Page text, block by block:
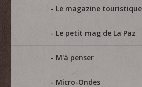
Le magazine touristique
Le petit mag de La Paz
M'à penser
Micro-Ondes